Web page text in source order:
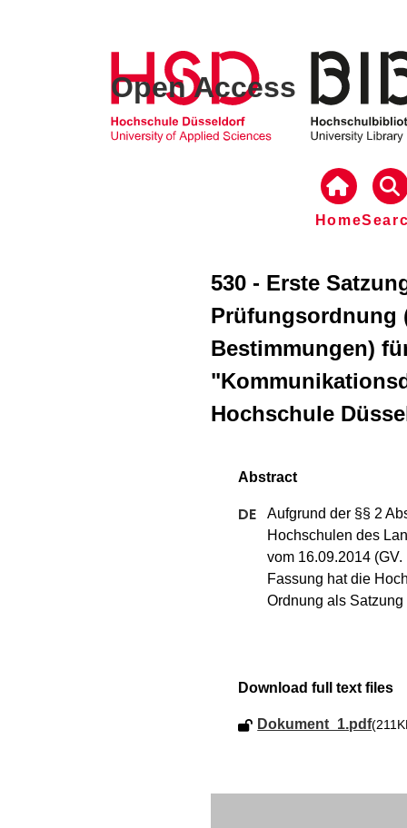
Open Access
Home
530 - Erste
Prüfungsordnung
Bestimmungen)
Hochschule
Aufgrund der §§ 2
Hochschulen des
vom 16.09.2014
Fassung hat die
Ordnung als
Download full text files
Dokument_1.pdf